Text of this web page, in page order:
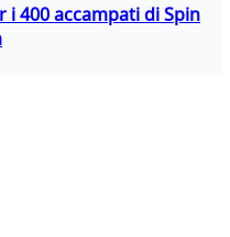
i 400 accampati di Spin